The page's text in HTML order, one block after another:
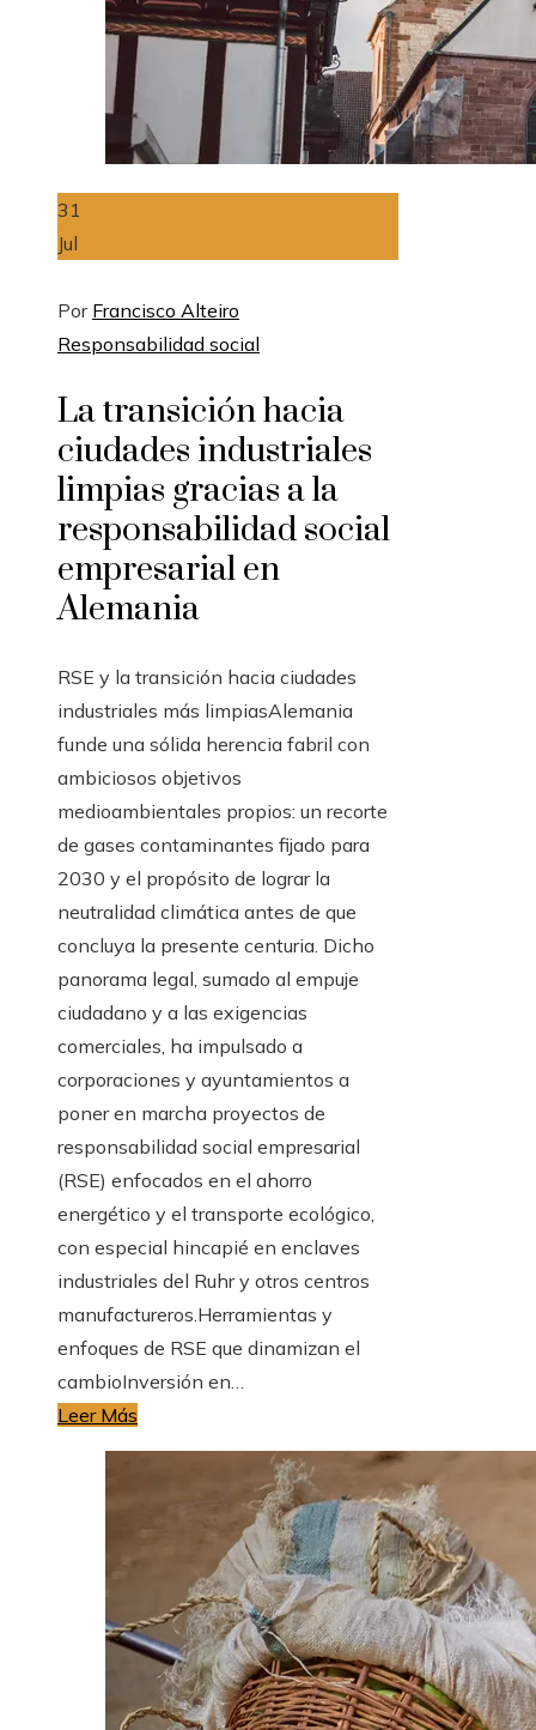
31
Jul
Por Francisco Alteiro
Responsabilidad social
La transición hacia
ciudades industriales
limpias gracias a la
responsabilidad social
empresarial en
Alemania
RSE y la transición hacia ciudades
industriales más limpiasAlemania
funde una sólida herencia fabril con
ambiciosos objetivos
medioambientales propios: un recorte
de gases contaminantes fijado para
2030 y el propósito de lograr la
neutralidad climática antes de que
concluya la presente centuria. Dicho
panorama legal, sumado al empuje
ciudadano y a las exigencias
comerciales, ha impulsado a
corporaciones y ayuntamientos a
poner en marcha proyectos de
responsabilidad social empresarial
(RSE) enfocados en el ahorro
energético y el transporte ecológico,
con especial hincapié en enclaves
industriales del Ruhr y otros centros
manufactureros.Herramientas y
enfoques de RSE que dinamizan el
cambioInversión en…
Leer Más